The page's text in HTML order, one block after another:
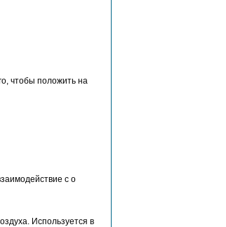
чтобы положить на
с о
Используется в